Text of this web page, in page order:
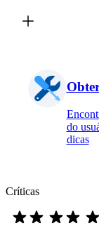
do
dicas
Críticas